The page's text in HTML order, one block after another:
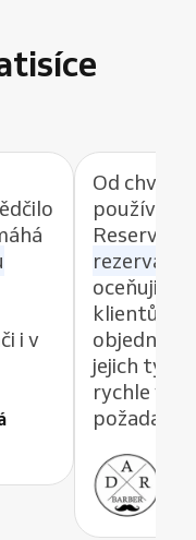
i v
Od chvíle,
používat
Reservio,
rezervací
oceňuji
klientům
jejich tým
rychle